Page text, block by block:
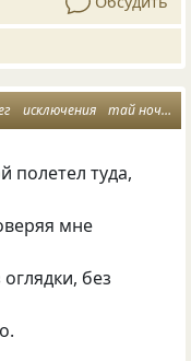
исключения тай ночка
полетел туда,
мне
без